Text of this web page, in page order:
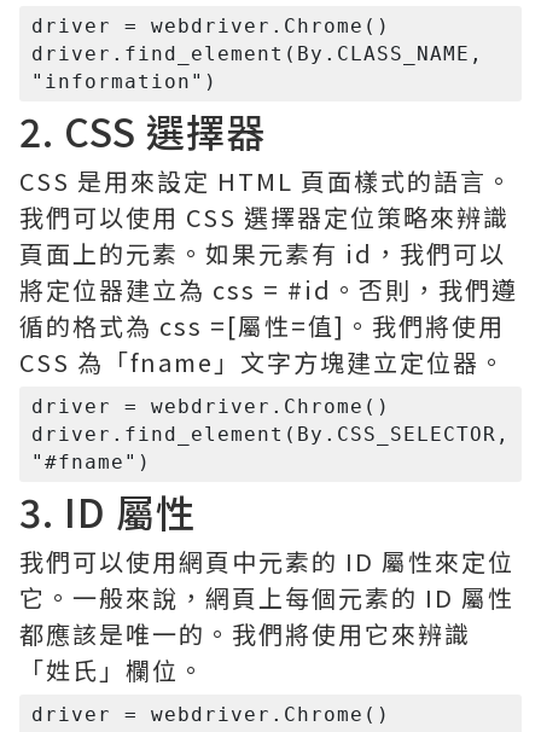
driver = webdriver.Chrome()
driver.find_element(By.CLASS_NAME,
2. CSS 選擇器
CSS 是用來設定 HTML 頁面樣式的語言。
我們可以使用 CSS 選擇器定位策略來辨識
頁面上的元素。如果元素有 id，我們可以
將定位器建立為 css = #id。否則，我們遵
循的格式為 css =[屬性=值]。我們將使用
CSS 為「fname」文字方塊建立定位器。
driver = webdriver.Chrome()
driver.find_element(By.CSS_SELECTOR,
3. ID 屬性
我們可以使用網頁中元素的 ID 屬性來定位
它。一般來說，網頁上每個元素的 ID 屬性
都應該是唯一的。我們將使用它來辨識
「姓氏」欄位。
driver = webdriver.Chrome()